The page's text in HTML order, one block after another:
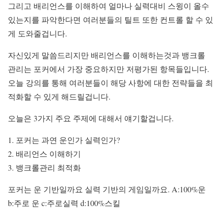
그리고 배리언스를 이해하여 얼마나 실력대비 스윙이 올수
있는지를 파악한다면 여러분들의 틸트 또한 컨트롤 할 수 있
게 도와줄겁니다.
자신있게 말씀드리지만 배리언스를 이해하는것과 뱅크롤
관리는 포커에서 가장 중요하지만 저평가된 항목들입니다.
오늘 강의를 통해 여러분들이 해당 사항에 대한 전략들을 최
적화할 수 있게 해드릴겁니다.
오늘은 3가지 주요 주제에 대해서 얘기할겁니다.
포커는 과연 운인가 실력인가?
배리언스 이해하기
뱅크롤관리 최적화
포커는 운 기반일까요 실력 기반의 게임일까요. A:100%운
b:주로 운 c:주로실력 d:100%스킬